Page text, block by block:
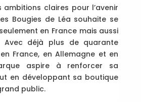
ambitions claires pour l’avenir
Bougies de Léa souhaite se
en France mais aussi
Avec déjà plus de quarante
France, en Allemagne et en
aspire à renforcer sa
en développant sa boutique
public.